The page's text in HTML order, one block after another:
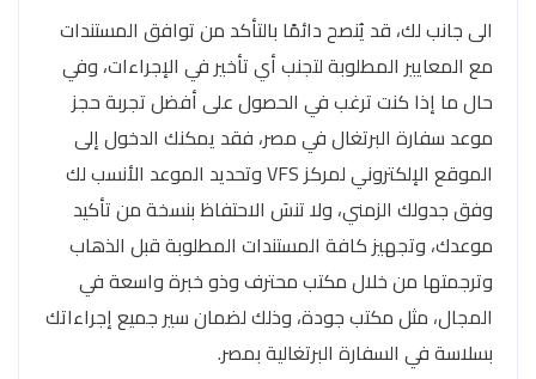
الى جانب لك، قد يُنصح دائمًا بالتأكد من توافق المستندات
مع المعايير المطلوبة لتجنب أي تأخير في الإجراءات، وفي
حال ما إذا كنت ترغب في الحصول على أفضل تجربة حجز
موعد سفارة البرتغال في مصر، فقد يمكنك الدخول إلى
الموقع الإلكتروني لمركز VFS وتحديد الموعد الأنسب لك
وفق جدولك الزمني، ولا تنسَ الاحتفاظ بنسخة من تأكيد
موعدك، وتجهيز كافة المستندات المطلوبة قبل الذهاب
وترجمتها من خلال مكتب محترف وذو خبرة واسعة في
المجال، مثل مكتب جودة، وذلك لضمان سير جميع إجراءاتك
بسلاسة في السفارة البرتغالية بمصر.